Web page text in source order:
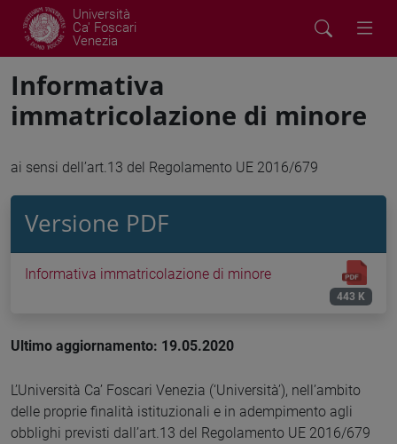
Università
Ca' Foscari
Venezia
Informativa
immatricolazione di minore
ai sensi dell’art.13 del Regolamento UE 2016/679
Versione PDF
Informativa immatricolazione di minore
443 K
Ultimo aggiornamento: 19.05.2020
L’Università Ca’ Foscari Venezia (‘Università’), nell’ambito
delle proprie finalità istituzionali e in adempimento agli
obblighi previsti dall’art.13 del Regolamento UE 2016/679